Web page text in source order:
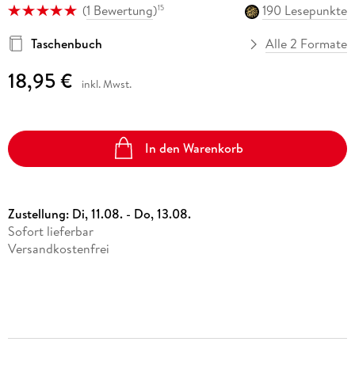
(1 Bewertung)15
190 Lesepunkte
Taschenbuch
Alle 2 Formate
18,95 € inkl. Mwst.
In den Warenkorb
Zustellung: Di, 11.08. - Do, 13.08.
Sofort lieferbar
Versandkostenfrei